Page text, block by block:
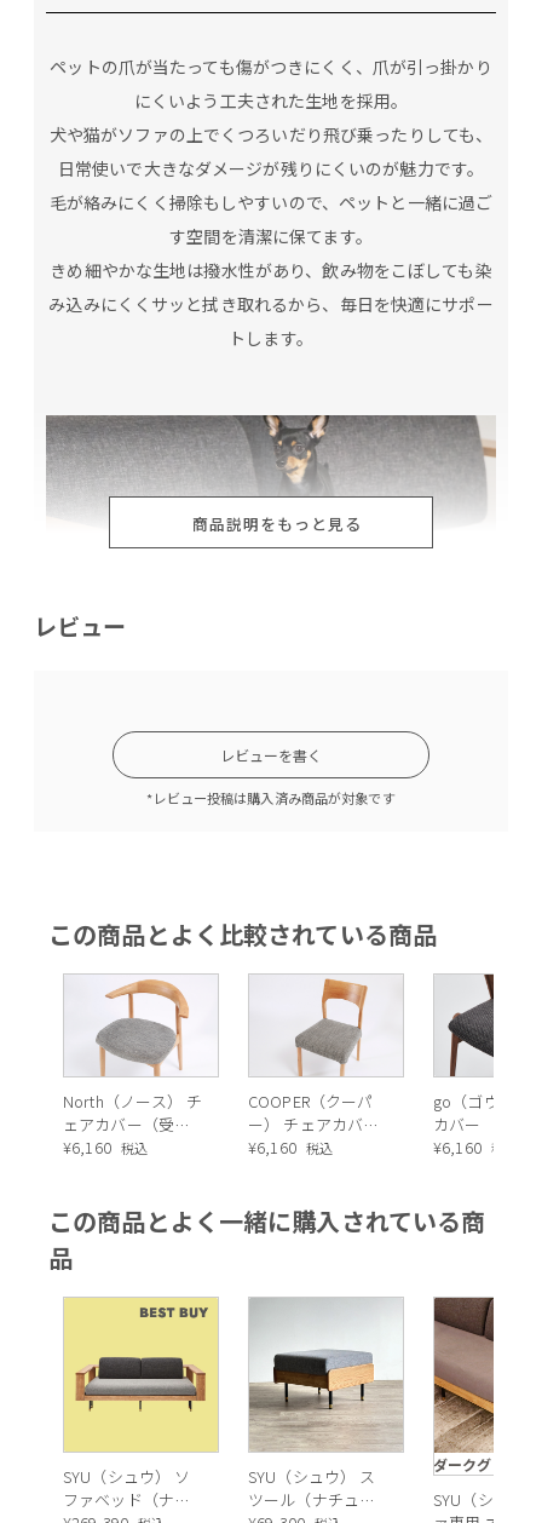
ペットの爪が当たっても傷がつきにくく、爪が引っ掛かり
にくいよう工夫された生地を採用。
犬や猫がソファの上でくつろいだり飛び乗ったりしても、
日常使いで大きなダメージが残りにくいのが魅力です。
毛が絡みにくく掃除もしやすいので、ペットと一緒に過ご
す空間を清潔に保てます。
きめ細やかな生地は撥水性があり、飲み物をこぼしても染
み込みにくくサッと拭き取れるから、毎日を快適にサポー
トします。
商品説明をもっと見る
レビュー
レビューを書く
*レビュー投稿は購入済み商品が対象です
この商品とよく比較されている商品
North（ノース） チ
ェアカバー（受注
生産品）
¥6,160 税込
COOPER（クーパ
ー） チェアカバー
（受注生産品）
¥6,160 税込
go（ゴウ）チ
カバー
¥6,160 税込
この商品とよく一緒に購入されている商
品
SYU（シュウ） ソ
ファベッド（ナチ
SYU（シュウ） ス
ツール（ナチュラ
ダークグレー
SYU（シュウ